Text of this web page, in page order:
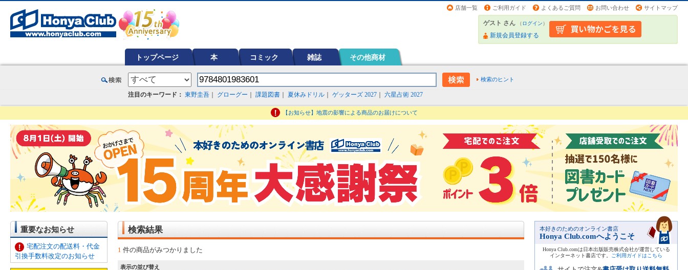
店舗一覧 ご利用ガイド よくあるご質問 お問い合わせ サイトマップ
ゲスト さん （ログイン）
新規会員登録する
トップページ 本 コミック 雑誌 その他商材
検索のヒント
注目のキーワード： 東野圭吾 グローグー 課題図書 夏休みドリル ゲッターズ 2027 六星占術 2027
【お知らせ】地震の影響による商品のお届けについて
重要なお知らせ
宅配注文の配送料・代金
引換手数料改定のお知らせ
検索結果
1 件の商品がみつかりました
表示の並び替え
本好きのためのオンライン書店
Honya Club.comへようこそ
Honya Club.comは日本出版販売株式会社が運営している
インターネット書店です。
ご利用ガイドはこちら